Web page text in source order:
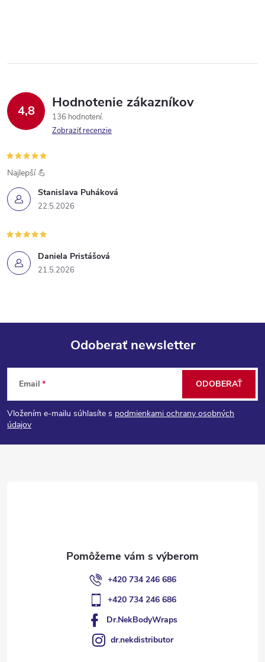
4,8 Hodnotenie zákazníkov
136 hodnotení
Zobraziť recenzie
Stanislava Puháková
22.5.2026
Najlepší 💪
Daniela Pristášová
21.5.2026
Z
á
p
Odoberať newsletter
Email
Vložením e-mailu súhlasíte s podmienkami ochrany osobných
údajov
ODOBERAŤ
+420 734 246 686
+420 734 246 686
Dr.NekBodyWraps
dr.nekdistributor